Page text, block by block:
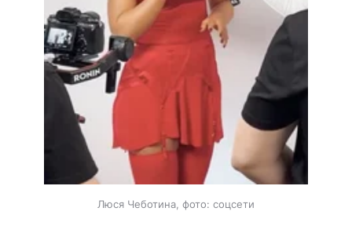
Люся Чеботина, фото: соцсети